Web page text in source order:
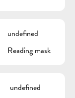
« nouveau
au 26 février au
undefined
Reading mask
undefined